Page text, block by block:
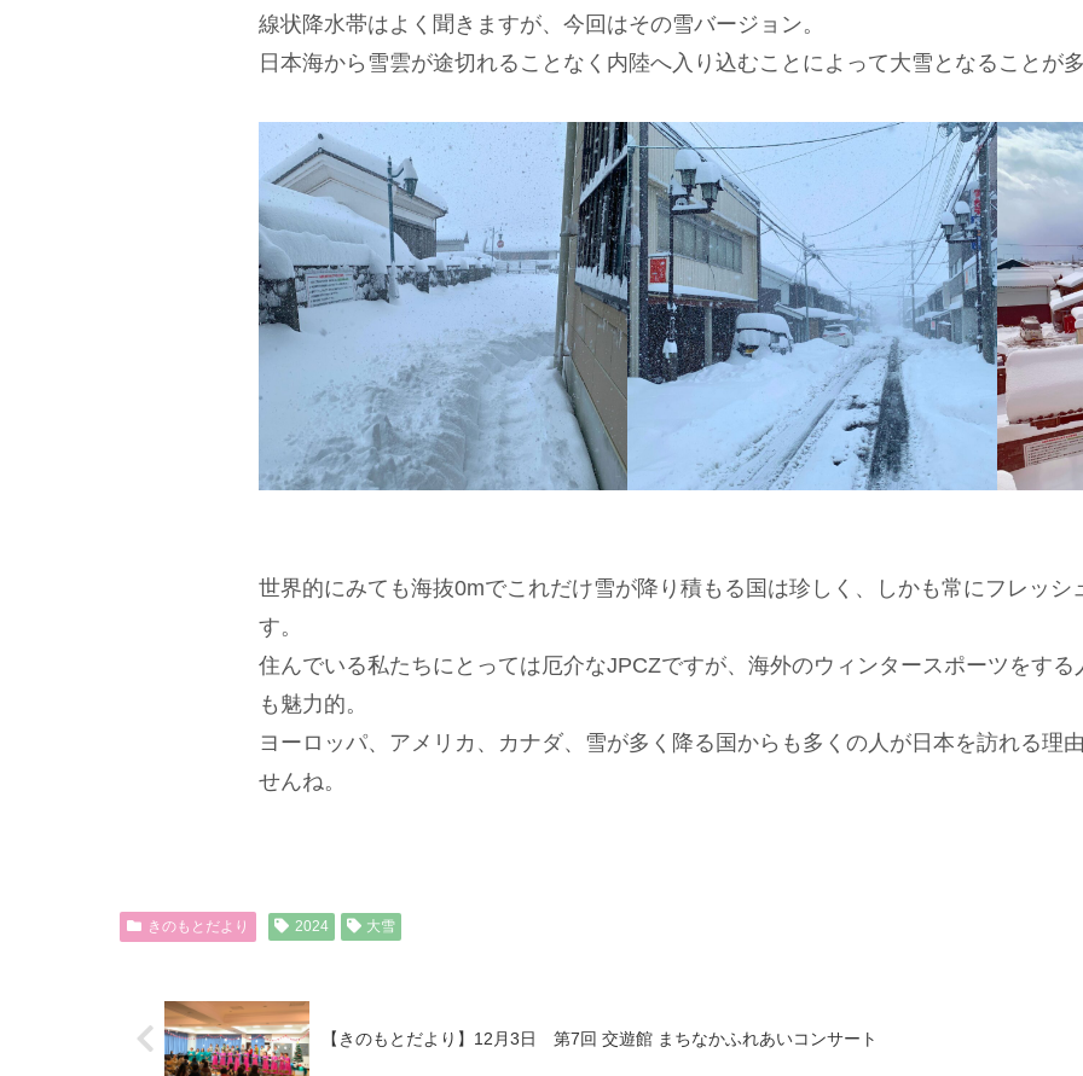
線状降水帯はよく聞きますが、今回はその雪バージョン。
日本海から雪雲が途切れることなく内陸へ入り込むことによって大雪となることが
世界的にみても海抜0mでこれだけ雪が降り積もる国は珍しく、しかも常にフレッシ
す。
住んでいる私たちにとっては厄介なJPCZですが、海外のウィンタースポーツをす
も魅力的。
ヨーロッパ、アメリカ、カナダ、雪が多く降る国からも多くの人が日本を訪れる理
せんね。
きのもとだより 2024 大雪
【きのもとだより】12月3日 第7回 交遊館 まちなかふれあいコンサート